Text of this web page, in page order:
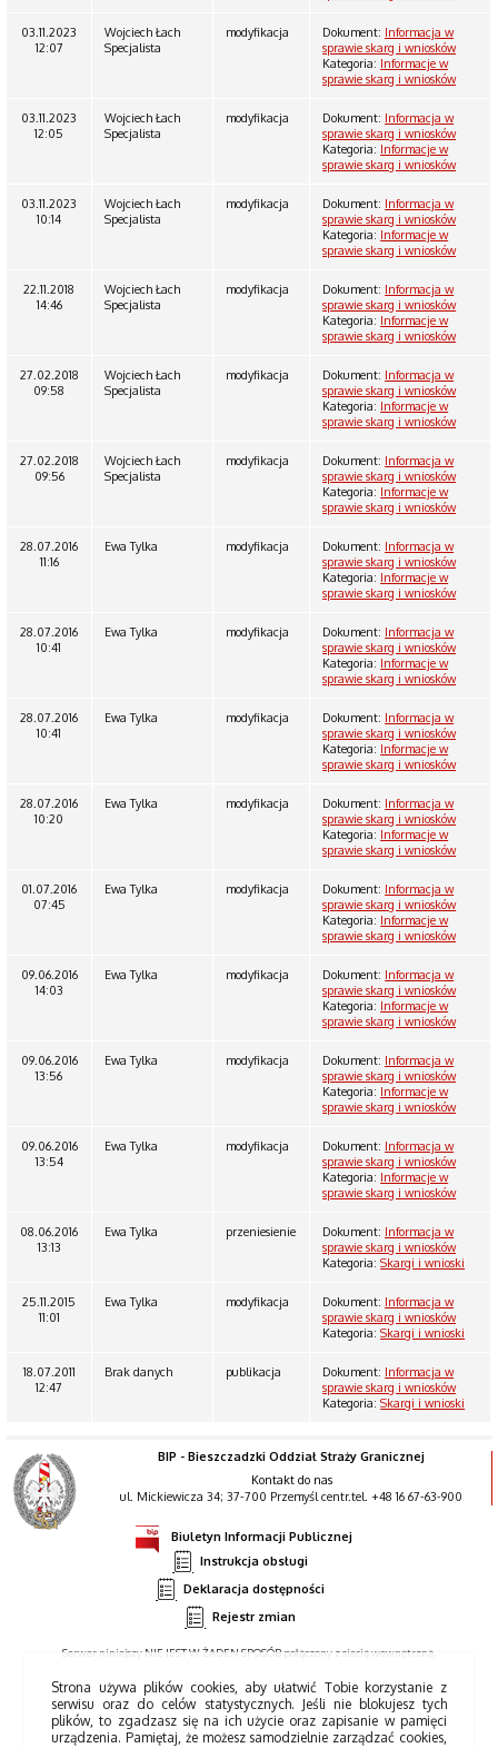
03.11.2023
12:07
Wojciech Łach
Specjalista
modyfikacja Dokument: Informacja w
sprawie skarg i wniosków
Kategoria: Informacje w
sprawie skarg i wniosków
03.11.2023
12:05
Wojciech Łach
Specjalista
modyfikacja Dokument: Informacja w
sprawie skarg i wniosków
Kategoria: Informacje w
sprawie skarg i wniosków
03.11.2023
10:14
Wojciech Łach
Specjalista
modyfikacja Dokument: Informacja w
sprawie skarg i wniosków
Kategoria: Informacje w
sprawie skarg i wniosków
22.11.2018
14:46
Wojciech Łach
Specjalista
modyfikacja Dokument: Informacja w
sprawie skarg i wniosków
Kategoria: Informacje w
sprawie skarg i wniosków
27.02.2018
09:58
Wojciech Łach
Specjalista
modyfikacja Dokument: Informacja w
sprawie skarg i wniosków
Kategoria: Informacje w
sprawie skarg i wniosków
27.02.2018
09:56
Wojciech Łach
Specjalista
modyfikacja Dokument: Informacja w
sprawie skarg i wniosków
Kategoria: Informacje w
sprawie skarg i wniosków
28.07.2016
11:16
Ewa Tylka modyfikacja Dokument: Informacja w
sprawie skarg i wniosków
Kategoria: Informacje w
sprawie skarg i wniosków
28.07.2016
10:41
Ewa Tylka modyfikacja Dokument: Informacja w
sprawie skarg i wniosków
Kategoria: Informacje w
sprawie skarg i wniosków
28.07.2016
10:41
Ewa Tylka modyfikacja Dokument: Informacja w
sprawie skarg i wniosków
Kategoria: Informacje w
sprawie skarg i wniosków
28.07.2016
10:20
Ewa Tylka modyfikacja Dokument: Informacja w
sprawie skarg i wniosków
Kategoria: Informacje w
sprawie skarg i wniosków
01.07.2016
07:45
Ewa Tylka modyfikacja Dokument: Informacja w
sprawie skarg i wniosków
Kategoria: Informacje w
sprawie skarg i wniosków
09.06.2016
14:03
Ewa Tylka modyfikacja Dokument: Informacja w
sprawie skarg i wniosków
Kategoria: Informacje w
sprawie skarg i wniosków
09.06.2016
13:56
Ewa Tylka modyfikacja Dokument: Informacja w
sprawie skarg i wniosków
Kategoria: Informacje w
sprawie skarg i wniosków
09.06.2016
13:54
Ewa Tylka modyfikacja Dokument: Informacja w
sprawie skarg i wniosków
Kategoria: Informacje w
sprawie skarg i wniosków
08.06.2016
13:13
Ewa Tylka przeniesienie Dokument: Informacja w
sprawie skarg i wniosków
Kategoria:Skargi i wnioski
25.11.2015
11:01
Ewa Tylka modyfikacja Dokument: Informacja w
sprawie skarg i wniosków
Kategoria:Skargi i wnioski
18.07.2011
12:47
Brak danych publikacja Dokument: Informacja w
sprawie skarg i wniosków
Kategoria:Skargi i wnioski
BIP - Bieszczadzki Oddział Straży Granicznej
Kontakt do nas
ul. Mickiewicza 34; 37-700 Przemyśl centr.tel. +48 16 67-63-900
Biuletyn Informacji Publicznej
Instrukcja obsługi
Deklaracja dostępności
Rejestr zmian
Serwer niniejszy NIE JEST W ŻADEN SPOSÓB połączony z siecią wewnętrzną.
Strona używa plików cookies, aby ułatwić Tobie korzystanie z
serwisu oraz do celów statystycznych. Jeśli nie blokujesz tych
plików, to zgadzasz się na ich użycie oraz zapisanie w pamięci
urządzenia. Pamiętaj, że możesz samodzielnie zarządzać cookies,